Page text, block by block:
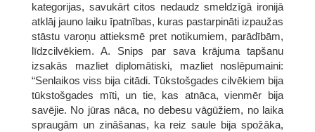
kategorijas, savukārt citos nedaudz smeldzīgā ironijā
atklāj jauno laiku īpatnības, kuras pastarpināti izpaužas
stāstu varoņu attieksmē pret notikumiem, parādībām,
līdzcilvēkiem. A. Snips par sava krājuma tapšanu
izsakās mazliet diplomātiski, mazliet noslēpumaini:
“Senlaikos viss bija citādi. Tūkstošgades cilvēkiem bija
tūkstošgades mīti, un tie, kas atnāca, vienmēr bija
savējie. No jūras nāca, no debesu vāgūžiem, no laika
spraugām un zināšanas, ka reiz saule bija spožāka,